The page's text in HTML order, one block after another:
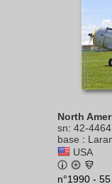
North
sn: 42-
base :
USA
n°1990 -